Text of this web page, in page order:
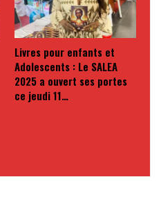
Livres pour enfants et
Adolescents : Le SALEA
2025 a ouvert ses portes
ce jeudi 11…